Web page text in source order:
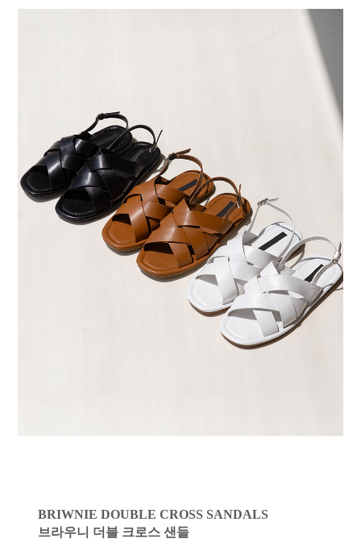
BRIWNIE DOUBLE CROSS SANDALS
브라우니 더블 크로스 샌들